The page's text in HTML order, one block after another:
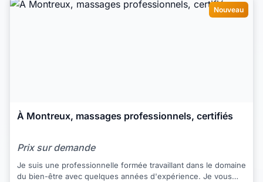
Nouveau
À Montreux, massages professionnels, certifiés
Prix sur demande
Je suis une professionnelle formée travaillant dans le domaine
du bien-être avec quelques années d'expérience. Je vous